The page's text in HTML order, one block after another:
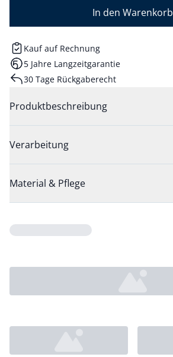
In den Warenkorb
Kauf auf Rechnung
5 Jahre Langzeitgarantie
30 Tage Rückgaberecht
Produktbeschreibung
Verarbeitung
Material & Pflege